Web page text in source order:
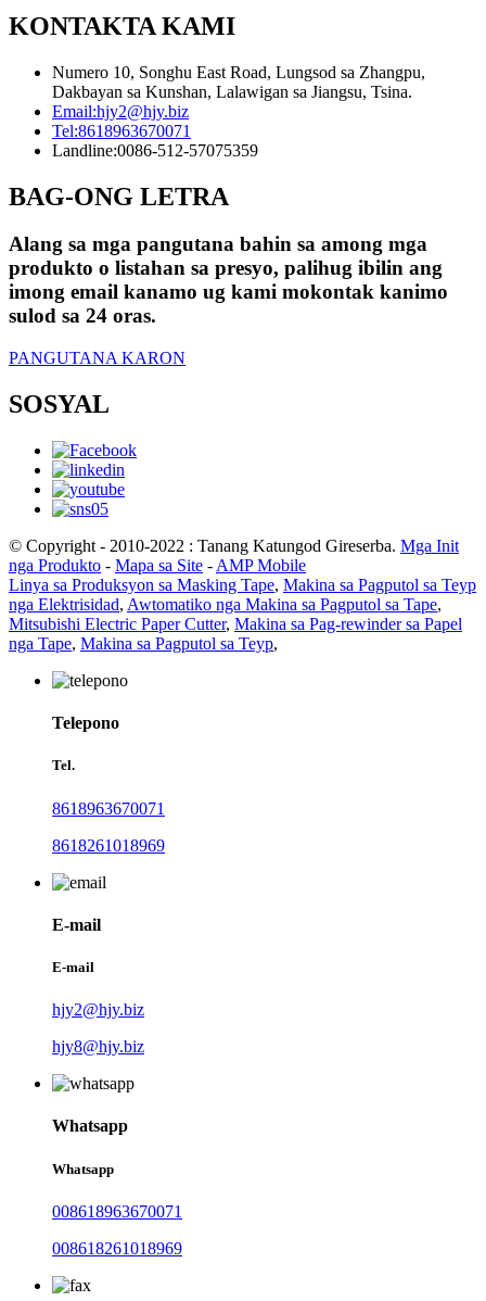
KONTAKTA KAMI
Numero 10, Songhu East Road, Lungsod sa Zhangpu,
Dakbayan sa Kunshan, Lalawigan sa Jiangsu, Tsina.
Email:hjy2@hjy.biz
Tel:8618963670071
Landline:0086-512-57075359
BAG-ONG LETRA
Alang sa mga pangutana bahin sa among mga
produkto o listahan sa presyo, palihug ibilin ang
imong email kanamo ug kami mokontak kanimo
sulod sa 24 oras.
PANGUTANA KARON
SOSYAL
© Copyright - 2010-2022 : Tanang Katungod Gireserba. Mga Init
nga Produkto - Mapa sa Site - AMP Mobile
Linya sa Produksyon sa Masking Tape, Makina sa Pagputol sa Teyp
nga Elektrisidad, Awtomatiko nga Makina sa Pagputol sa Tape,
Mitsubishi Electric Paper Cutter, Makina sa Pag-rewinder sa Papel
nga Tape, Makina sa Pagputol sa Teyp,
Telepono
Tel.
8618963670071
8618261018969
E-mail
E-mail
hjy2@hjy.biz
hjy8@hjy.biz
Whatsapp
Whatsapp
008618963670071
008618261018969